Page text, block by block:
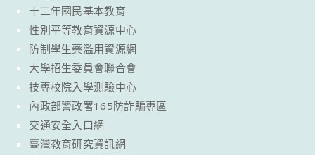
十二年國民基本教育
性別平等教育資源中心
防制學生藥濫用資源網
大學招生委員會聯合會
技專校院入學測驗中心
內政部警政署165防詐騙專區
交通安全入口網
臺灣教育研究資訊網